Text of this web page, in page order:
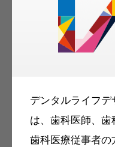
デンタルライフデ
は、歯科医師、
歯科医療従事者の
科衛生士、歯
容のメールマ